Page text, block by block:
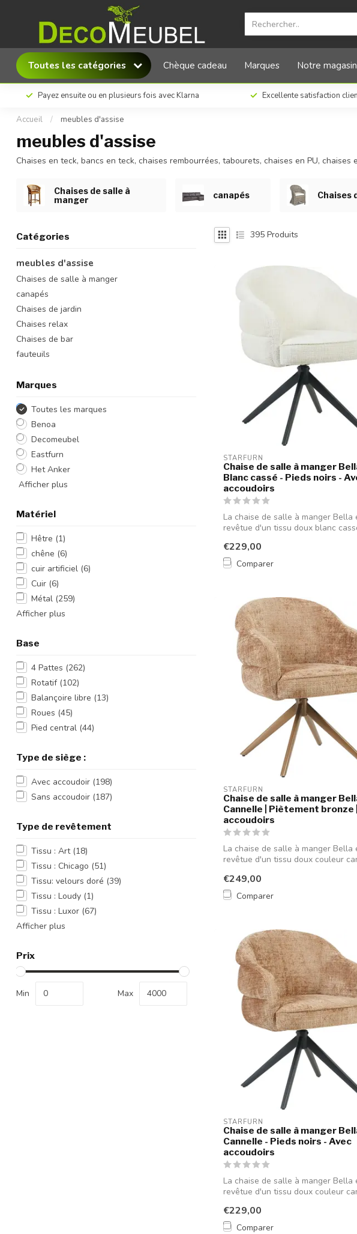
Toutes les catégories Chèque cadeau Marques Notre magasin
Payez ensuite ou en plusieurs fois avec Klarna Excellente satisfaction
Accueil / meubles d'assise
meubles d'assise
Chaises en teck, bancs en teck, chaises rembourrées, tabourets, chaises en PU, chaises
Chaises de salle à
manger
canapés Chaises
Catégories
meubles d'assise
Chaises de salle à manger
canapés
Chaises de jardin
Chaises relax
Chaises de bar
fauteuils
Marques
Toutes les marques
Benoa
Decomeubel
Eastfurn
Het Anker
Afficher plus
Matériel
Hêtre (1)
chêne (6)
cuir artificiel (6)
Cuir (6)
Métal (259)
Afficher plus
Base
4 Pattes (262)
Rotatif (102)
Balançoire libre (13)
Roues (45)
Pied central (44)
Type de siège :
Avec accoudoir (198)
Sans accoudoir (187)
Type de revêtement
Tissu : Art (18)
Tissu : Chicago (51)
Tissu: velours doré (39)
Tissu : Loudy (1)
Tissu : Luxor (67)
Afficher plus
Prix
Min Max
395 Produits
STARFURN
Chaise de salle à manger
Blanc cassé - Pieds noirs -
accoudoirs
La chaise de salle à manger Bella
revêtue d'un tissu doux blanc
€229,00
Comparer
STARFURN
Chaise de salle à manger
Cannelle | Piètement bronze
accoudoirs
La chaise de salle à manger Bella
revêtue d'un tissu doux couleur
€249,00
Comparer
STARFURN
Chaise de salle à manger
Cannelle - Pieds noirs - Avec
accoudoirs
La chaise de salle à manger Bella
revêtue d'un tissu doux couleur
€229,00
Comparer